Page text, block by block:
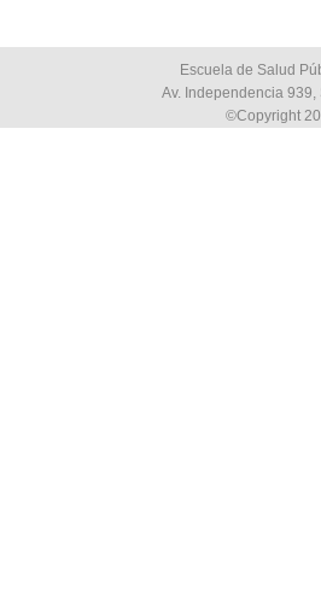
Escuela de Salud
Av. Independencia
©Copyright